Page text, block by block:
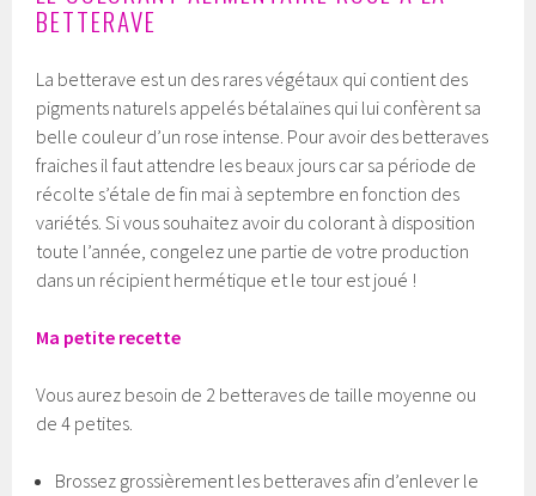
BETTERAVE
La betterave est un des rares végétaux qui contient des
pigments naturels appelés bétalaïnes qui lui confèrent sa
belle couleur d’un rose intense. Pour avoir des betteraves
fraiches il faut attendre les beaux jours car sa période de
récolte s’étale de fin mai à septembre en fonction des
variétés. Si vous souhaitez avoir du colorant à disposition
toute l’année, congelez une partie de votre production
dans un récipient hermétique et le tour est joué !
Ma petite recette
Vous aurez besoin de 2 betteraves de taille moyenne ou
de 4 petites.
Brossez grossièrement les betteraves afin d’enlever le